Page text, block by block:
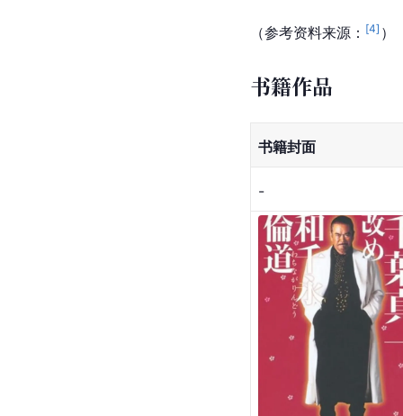
（参考资料来源： [4] ）
书籍作品
书籍封面
-